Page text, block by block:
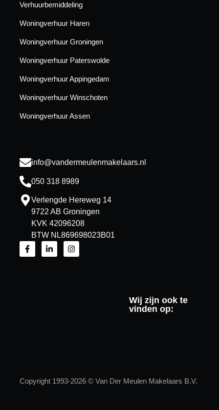
Verhuurbemiddeling
Woningverhuur Haren
Woningverhuur Groningen
Woningverhuur Paterswolde
Woningverhuur Appingedam
Woningverhuur Winschoten
Woningverhuur Assen
info@vandermeulenmakelaars.nl
050 318 8989
Verlengde Hereweg 14
9722 AB Groningen
KVK 42096208
BTW NL869698023B01
Wij zijn ook te
vinden op:
Copyright 1993-2026 © Van Der Meulen Makelaars B.V.